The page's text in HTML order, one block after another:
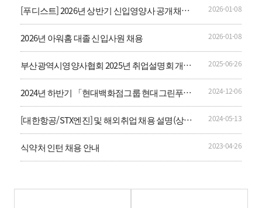
[푸디스트] 2026년 상반기 신입영양사 공개채용
안내
2026-01-08
2026년 아워홈 대졸 신입사원 채용 2026-01-08
부산광역시영양사협회 2025년 취업설명회 개최
안내
2025-06-26
2024년 하반기 「현대백화점그룹 현대그린푸
드」 신입영양사 공개채용
2024-12-06
[대한항공/STX엔진] 및 해외취업 채용 설명(상담)
회 안내
2024-05-13
식약처 인턴 채용 안내 2023-04-26